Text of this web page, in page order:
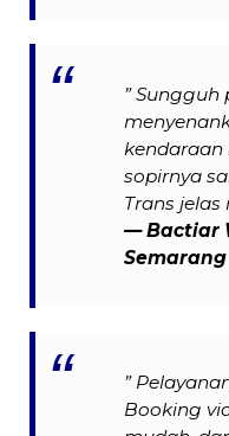
”
kendaraan
sopirnya
Trans jelas
— Bactiar
Semarang
”
Booking